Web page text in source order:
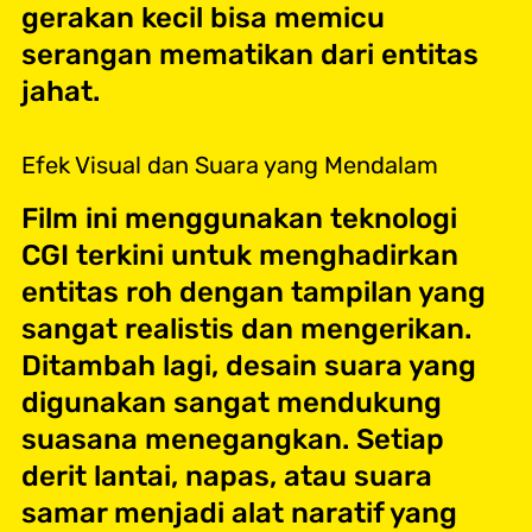
gerakan kecil bisa memicu
serangan mematikan dari entitas
jahat.
Efek Visual dan Suara yang Mendalam
Film ini menggunakan teknologi
CGI terkini untuk menghadirkan
entitas roh dengan tampilan yang
sangat realistis dan mengerikan.
Ditambah lagi, desain suara yang
digunakan sangat mendukung
suasana menegangkan. Setiap
derit lantai, napas, atau suara
samar menjadi alat naratif yang